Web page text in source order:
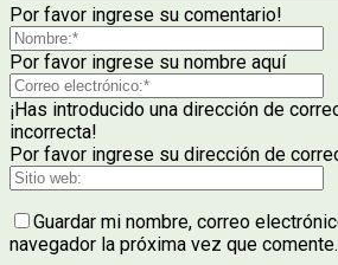
Por favor ingrese su comentario!
Por favor ingrese su nombre aquí
¡Has introducido una dirección de
incorrecta!
Por favor ingrese su dirección de
Guardar mi nombre, correo
navegador la próxima vez que comente.